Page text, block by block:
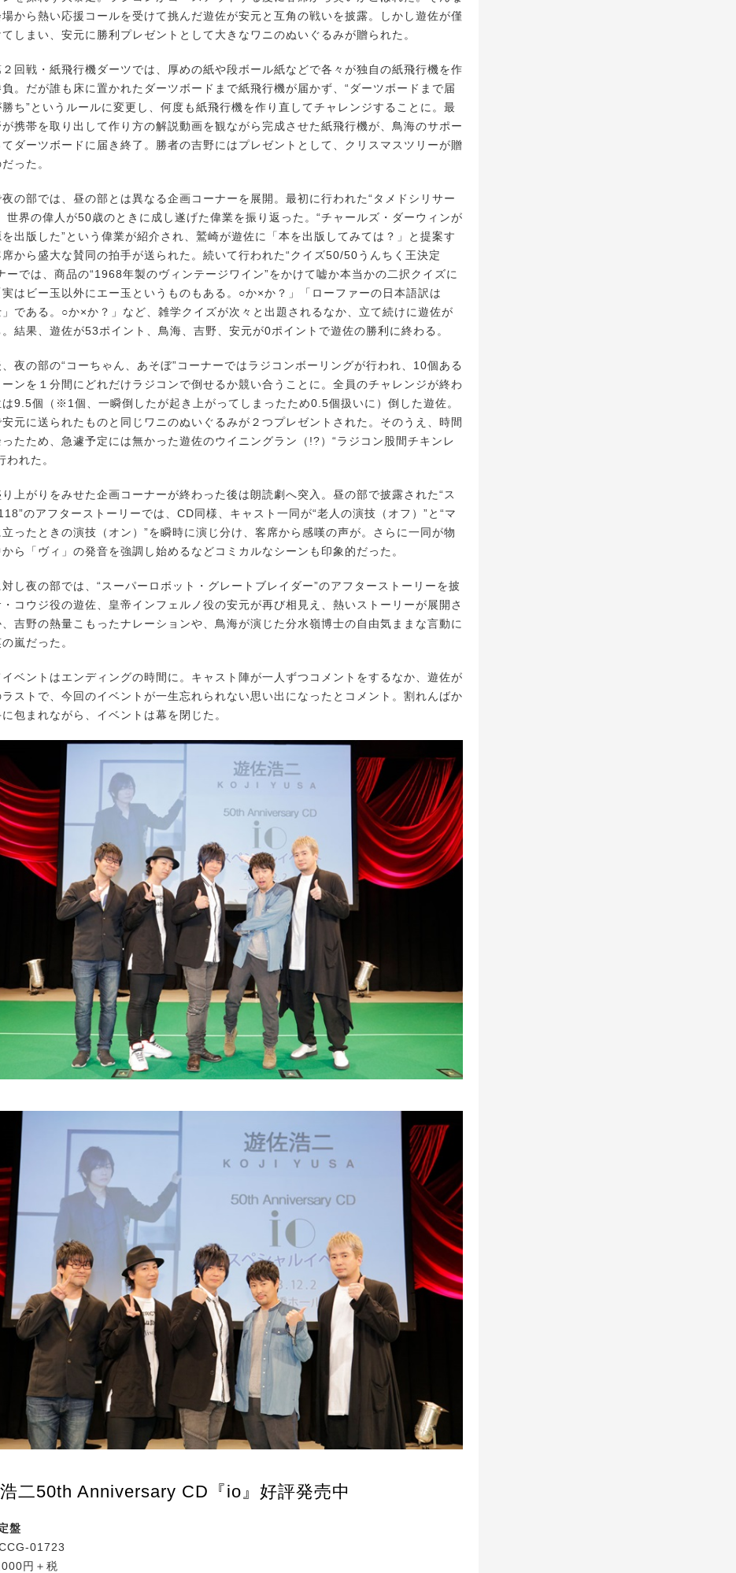
場から熱い応援コールを受けて挑んだ遊佐が安元と互角の戦いを披露。しかし遊佐が僅
しまい、安元に勝利プレゼントとして大きなワニのぬいぐるみが贈られた。
回戦・紙飛行機ダーツでは、厚めの紙や段ボール紙などで各々が独自の紙飛行機を作
。だが誰も床に置かれたダーツボードまで紙飛行機が届かず、“ダーツボードまで届
ち”というルールに変更し、何度も紙飛行機を作り直してチャレンジすることに。最
携帯を取り出して作り方の解説動画を観ながら完成させた紙飛行機が、鳥海のサポー
てダーツボードに届き終了。勝者の吉野にはプレゼントとして、クリスマスツリーが贈
った。
の部では、昼の部とは異なる企画コーナーを展開。最初に行われた“タメドシリサー
世界の偉人が50歳のときに成し遂げた偉業を振り返った。“チャールズ・ダーウィンが
出版した”という偉業が紹介され、鷲崎が遊佐に「本を出版してみては？」と提案す
席から盛大な賛同の拍手が送られた。続いて行われた“クイズ50/50うんちく王決定
ーでは、商品の“1968年製のヴィンテージワイン”をかけて嘘か本当かの二択クイズに
はビー玉以外にエー玉というものもある。○か×か？」「ローファーの日本語訳は
」である。○か×か？」など、雑学クイズが次々と出題されるなか、立て続けに遊佐が
結果、遊佐が53ポイント、鳥海、吉野、安元が0ポイントで遊佐の勝利に終わる。
夜の部の“コーちゃん、あそぼ”コーナーではラジコンボーリングが行われ、10個ある
ーンを１分間にどれだけラジコンで倒せるか競い合うことに。全員のチャレンジが終わ
は9.5個（※1個、一瞬倒したが起き上がってしまったため0.5個扱いに）倒した遊佐。
元に送られたものと同じワニのぬいぐるみが２つプレゼントされた。そのうえ、時間
たため、急遽予定には無かった遊佐のウイニングラン（!?）“ラジコン股間チキンレ
われた。
上がりをみせた企画コーナーが終わった後は朗読劇へ突入。昼の部で披露された“ス
のアフターストーリーでは、CD同様、キャスト一同が“老人の演技（オフ）”と“マ
ったときの演技（オン）”を瞬時に演じ分け、客席から感嘆の声が。さらに一同が物
ら「ヴィ」の発音を強調し始めるなどコミカルなシーンも印象的だった。
し夜の部では、“スーパーロボット・グレートブレイダー”のアフターストーリーを披
コウジ役の遊佐、皇帝インフェルノ役の安元が再び相見え、熱いストーリーが展開さ
吉野の熱量こもったナレーションや、鳥海が演じた分水嶺博士の自由気ままな言動に
嵐だった。
ベントはエンディングの時間に。キャスト陣が一人ずつコメントをするなか、遊佐が
ストで、今回のイベントが一生忘れられない思い出になったとコメント。割れんばか
に包まれながら、イベントは幕を閉じた。
二50th Anniversary CD『io』好評発売中
盤
01723
円＋税